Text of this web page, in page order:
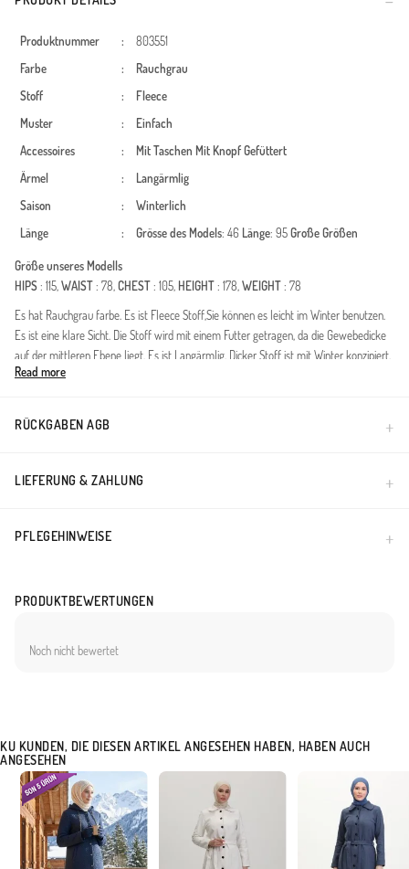
Produktnummer :
803551
Farbe
:
Rauchgrau
Stoff
:
Fleece
Muster
:
Einfach
Accessoires
: Mit Taschen Mit KnopfGefüttert
Ärmel
:
Langärmlig
Saison
:
Winterlich
Länge
: Grösse des Models: 46 Länge: 95Große Größen
Größe unseres Modells
HIPS: 115,WAIST: 78,CHEST: 105, HEIGHT: 178,WEIGHT: 78
Es hat Rauchgrau farbe. Es ist Fleece Stoff,Sie können es leicht im Winter benutzen.
Es ist eine klare Sicht. Die Stoff wird mit einem Futter getragen, da die Gewebedicke
auf der mittleren Ebene liegt. Es ist Langärmlig. Dicker Stoff ist mit Winter konzipiert.
Große Größen Option ist verfügbar.
Read more
RÜCKGABEN AGB
LIEFERUNG & ZAHLUNG
PFLEGEHINWEISE
PRODUKTBEWERTUNGEN
Noch nicht bewertet
KU KUNDEN, DIE DIESEN ARTIKEL ANGESEHEN HABEN, HABEN AUCH
ANGESEHEN